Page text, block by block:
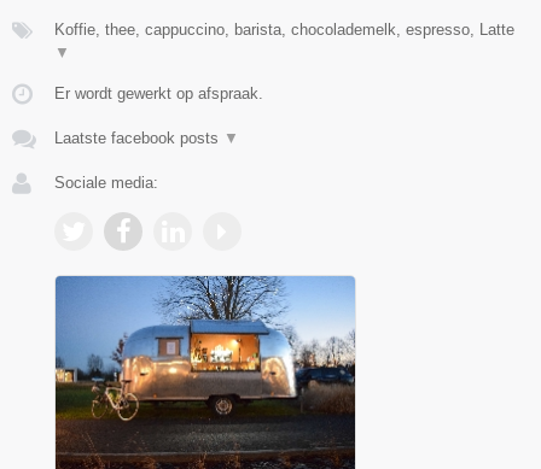
Koffie, thee, cappuccino, barista, chocolademelk, espresso, Latte
▼
Er wordt gewerkt op afspraak.
Laatste facebook posts ▼
Sociale media: